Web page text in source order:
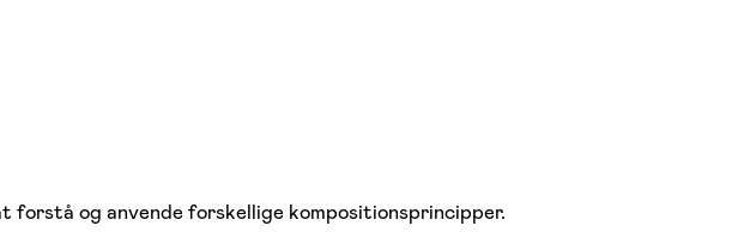
og anvende forskellige kompositionsprincipper.